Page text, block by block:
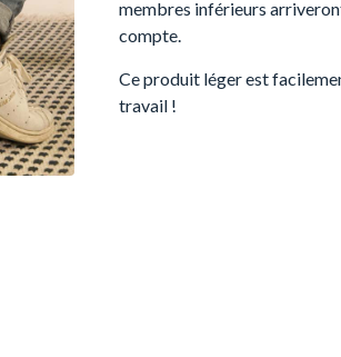
membres inférieurs
compte.
Ce produit léger est
travail !